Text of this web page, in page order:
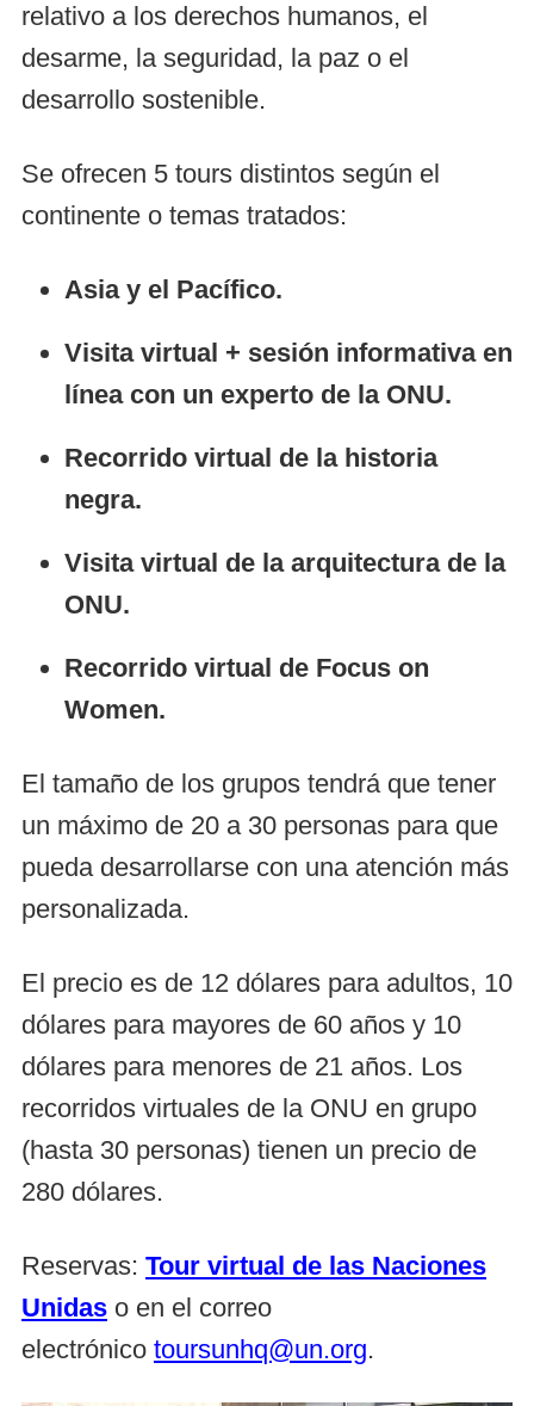
relativo a los derechos humanos, el
desarme, la seguridad, la paz o el
desarrollo sostenible.
Se ofrecen 5 tours distintos según el
continente o temas tratados:
Asia y el Pacífico.
Visita virtual + sesión informativa en
línea con un experto de la ONU.
Recorrido virtual de la historia
negra.
Visita virtual de la arquitectura de la
ONU.
Recorrido virtual de Focus on
Women.
El tamaño de los grupos tendrá que tener
un máximo de 20 a 30 personas para que
pueda desarrollarse con una atención más
personalizada.
El precio es de 12 dólares para adultos, 10
dólares para mayores de 60 años y 10
dólares para menores de 21 años. Los
recorridos virtuales de la ONU en grupo
(hasta 30 personas) tienen un precio de
280 dólares.
Reservas: Tour virtual de las Naciones
Unidas o en el correo
electrónico toursunhq@un.org.